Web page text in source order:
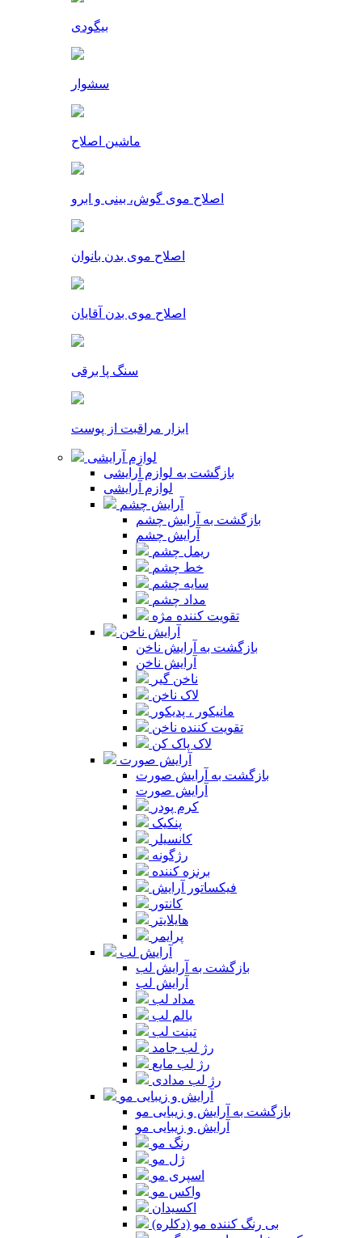
بیگودی
سشوار
ماشین اصلاح
اصلاح موی گوش، بینی و ابرو
اصلاح موی بدن بانوان
اصلاح موی بدن آقایان
سنگ پا برقی
ابزار مراقبت از پوست
لوازم آرایشی
بازگشت به لوازم آرایشی
لوازم آرایشی
آرایش چشم
بازگشت به آرایش چشم
آرایش چشم
ریمل چشم
خط چشم
سایه چشم
مداد چشم
تقویت کننده مژه
آرایش ناخن
بازگشت به آرایش ناخن
آرایش ناخن
ناخن گیر
لاک ناخن
مانیکور ، پدیکور
تقویت کننده ناخن
لاک پاک کن
آرایش صورت
بازگشت به آرایش صورت
آرایش صورت
کرم پودر
پنکیک
کانسیلر
رژگونه
برنزه کننده
فیکساتور آرایش
کانتور
هایلایتر
پرایمر
آرایش لب
بازگشت به آرایش لب
آرایش لب
مداد لب
بالم لب
تینت لب
رژ لب جامد
رژ لب مایع
رژ لب مدادی
آرایش و زیبایی مو
بازگشت به آرایش و زیبایی مو
آرایش و زیبایی مو
رنگ مو
ژل مو
اسپری مو
واکس مو
اکسیدان
بی رنگ کننده مو (دکلره)